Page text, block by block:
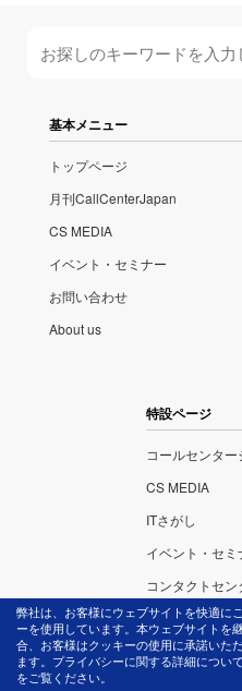
基本メニュー
トップページ
月刊CallCenterJapan
CS MEDIA
イベント・セミナー
お問い合わせ
About us
特設ページ
コールセンター
CS MEDIA
ITさがし
イベント・セミ
コンタクトセ
株式会社リックテレ
弊社は、お客様にウェブサイトを快適に
ーを使用しています。本ウェブサイトを
合、お客様はクッキーの使用に承諾いた
ます。プライバシーに関する詳細について
をご覧ください。